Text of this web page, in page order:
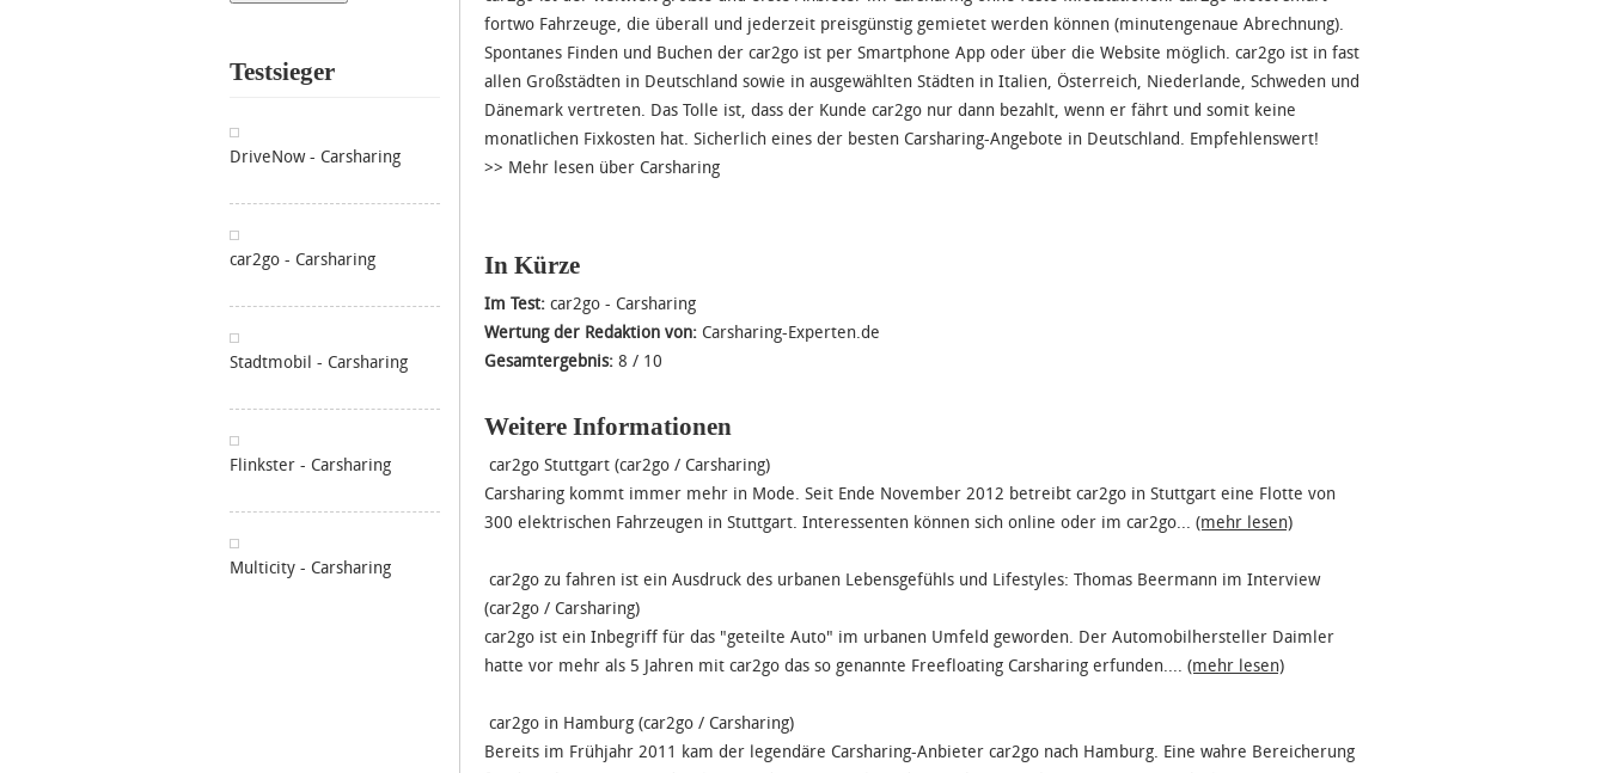
fortwo Fahrzeuge, die überall und jederzeit preisgünstig gemietet werden können (minutengenaue Abrechnung).
Spontanes Finden und Buchen der car2go ist per Smartphone App oder über die Website möglich. car2go ist in fast
allen Großstädten in Deutschland sowie in ausgewählten Städten in Italien, Österreich, Niederlande, Schweden und
Dänemark vertreten. Das Tolle ist, dass der Kunde car2go nur dann bezahlt, wenn er fährt und somit keine
monatlichen Fixkosten hat. Sicherlich eines der besten Carsharing-Angebote in Deutschland. Empfehlenswert!
>> Mehr lesen über Carsharing
In Kürze
Im Test: car2go - Carsharing
Wertung der Redaktion von: Carsharing-Experten.de
Gesamtergebnis: 8 / 10
Weitere Informationen
car2go Stuttgart (car2go / Carsharing)
Carsharing kommt immer mehr in Mode. Seit Ende November 2012 betreibt car2go in Stuttgart eine Flotte von
300 elektrischen Fahrzeugen in Stuttgart. Interessenten können sich online oder im car2go... (mehr lesen)
car2go zu fahren ist ein Ausdruck des urbanen Lebensgefühls und Lifestyles: Thomas Beermann im Interview
(car2go / Carsharing)
car2go ist ein Inbegriff für das "geteilte Auto" im urbanen Umfeld geworden. Der Automobilhersteller Daimler
hatte vor mehr als 5 Jahren mit car2go das so genannte Freefloating Carsharing erfunden.... (mehr lesen)
car2go in Hamburg (car2go / Carsharing)
Bereits im Frühjahr 2011 kam der legendäre Carsharing-Anbieter car2go nach Hamburg. Eine wahre Bereicherung
Testsieger
DriveNow - Carsharing
car2go - Carsharing
Stadtmobil - Carsharing
Flinkster - Carsharing
Multicity - Carsharing